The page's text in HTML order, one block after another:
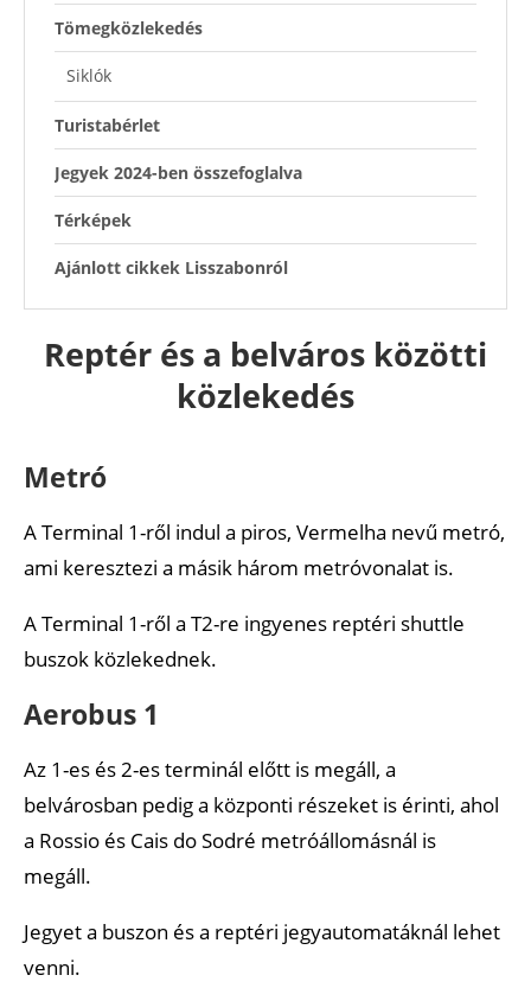
Tömegközlekedés
Siklók
Turistabérlet
Jegyek 2024-ben összefoglalva
Térképek
Ajánlott cikkek Lisszabonról
Reptér és a belváros közötti
közlekedés
Metró
A Terminal 1-ről indul a piros, Vermelha nevű metró,
ami keresztezi a másik három metróvonalat is.
A Terminal 1-ről a T2-re ingyenes reptéri shuttle
buszok közlekednek.
Aerobus 1
Az 1-es és 2-es terminál előtt is megáll, a
belvárosban pedig a központi részeket is érinti, ahol
a Rossio és Cais do Sodré metróállomásnál is
megáll.
Jegyet a buszon és a reptéri jegyautomatáknál lehet
venni.